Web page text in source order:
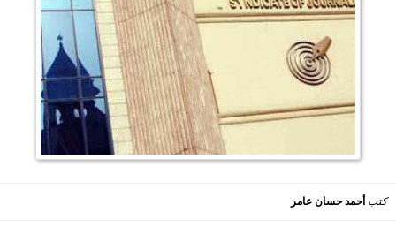
كتب أحمد حسان عامر